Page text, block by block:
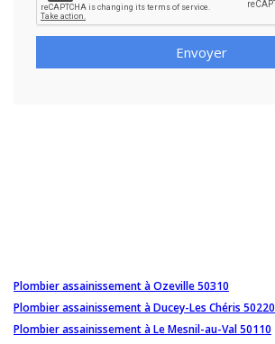
Envoyer
Plombier assainissement à Ozeville 50310
Plombier assainissement à Ducey-Les Chéris 50220
Plombier assainissement à Le Mesnil-au-Val 50110